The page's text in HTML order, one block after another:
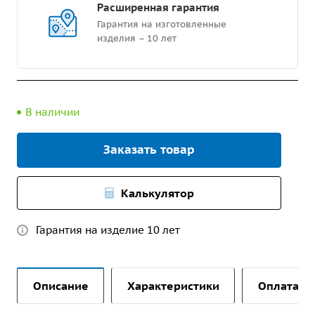
Расширенная гарантия
Гарантия на изготовленные
изделия – 10 лет
В наличии
Заказать товар
Калькулятор
Гарантия на изделие 10 лет
Описание Характеристики Оплата и